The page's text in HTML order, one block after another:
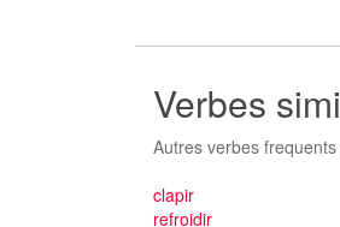
Verbes
Autres verbes frequents
clapir
refroidir